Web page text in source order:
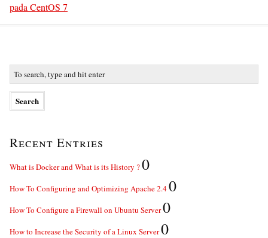
pada CentOS 7
Recent Entries
What is Docker and What is its History ?0
How To Configuring and Optimizing Apache 2.40
How To Configure a Firewall on Ubuntu Server0
How to Increase the Security of a Linux Server0